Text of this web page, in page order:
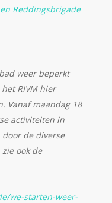
Reddingsbrigade
weer beperkt
RIVM hier
Vanaf maandag 18
activiteiten in
de diverse
ook de
we-starten-weer-